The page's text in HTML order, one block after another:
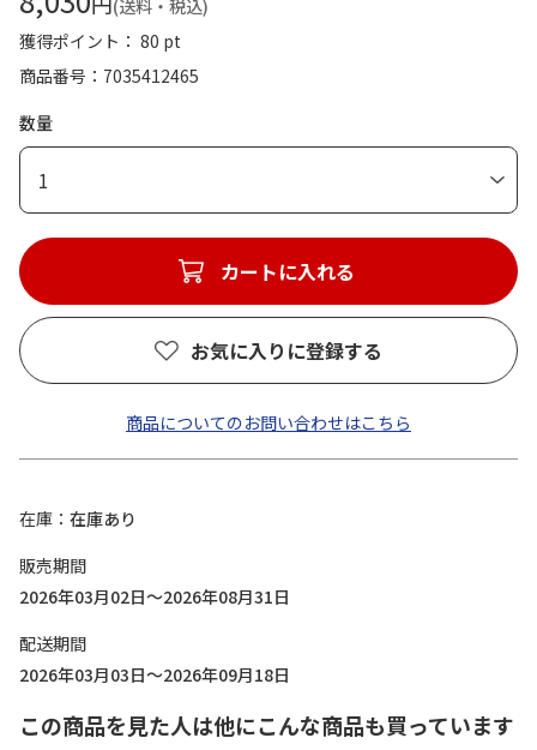
(送料・税込)
獲得ポイント： 80 pt
商品番号
7035412465
数量
1
カートに入れる
お気に入りに登録する
商品についてのお問い合わせはこちら
在庫
在庫あり
販売期間
2026年03月02日～2026年08月31日
配送期間
2026年03月03日～2026年09月18日
この商品を見た人は他にこんな商品も買っています